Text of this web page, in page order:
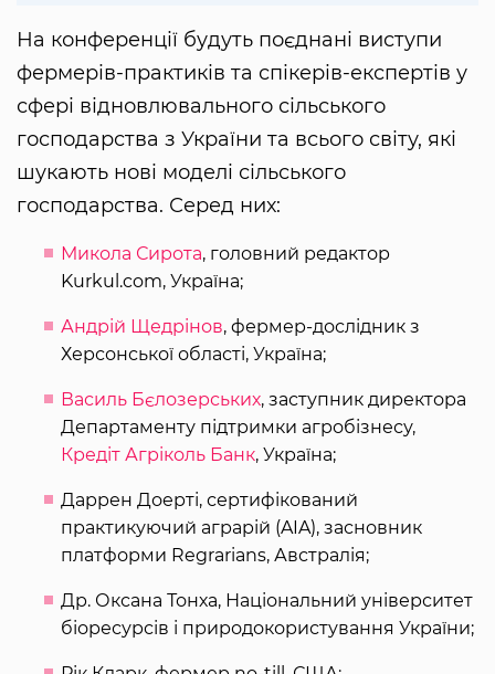
На конференції будуть поєднані виступи
фермерів-практиків та спікерів-експертів у
сфері відновлювального сільського
господарства з України та всього світу, які
шукають нові моделі сільського
господарства. Серед них:
Микола Сирота, головний редактор
Kurkul.com, Україна;
Андрій Щедрінов, фермер-дослідник з
Херсонської області, Україна;
Василь Бєлозерських, заступник директора
Департаменту підтримки агробізнесу,
Кредіт Агріколь Банк, Україна;
Даррен Доерті, сертифікований
практикуючий аграрій (AIA), засновник
платформи Regrarians, Австралія;
Др. Оксана Тонха, Національний університет
біоресурсів і природокористування України;